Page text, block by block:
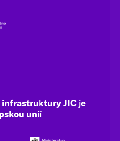
infrastruktury JIC je
unií